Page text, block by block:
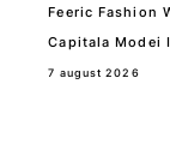
Feeric Fashion
Capitala Modei
7 august 2026